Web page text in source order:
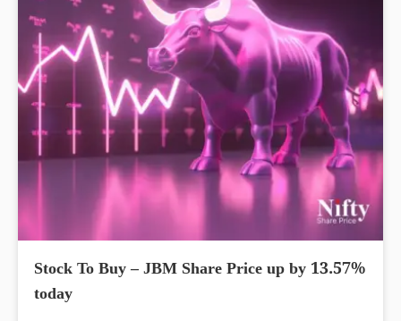
Stock To Buy – JBM Share Price up by 13.57%
today